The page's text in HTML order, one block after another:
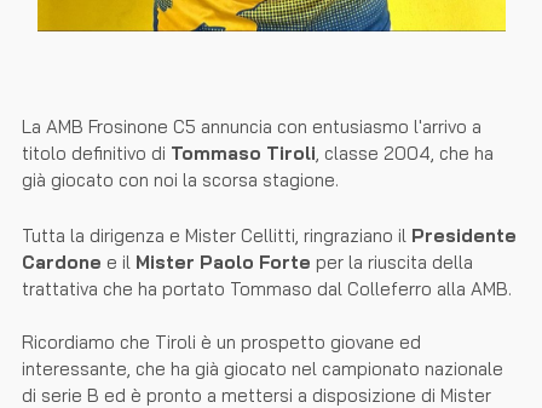
La AMB Frosinone C5 annuncia con entusiasmo l'arrivo a
titolo definitivo di Tommaso Tiroli, classe 2004, che ha
già giocato con noi la scorsa stagione.
Tutta la dirigenza e Mister Cellitti, ringraziano il Presidente
Cardone e il Mister Paolo Forte per la riuscita della
trattativa che ha portato Tommaso dal Colleferro alla AMB.
Ricordiamo che Tiroli è un prospetto giovane ed
interessante, che ha già giocato nel campionato nazionale
di serie B ed è pronto a mettersi a disposizione di Mister